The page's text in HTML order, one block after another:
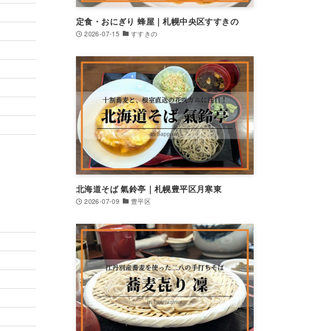
定食・おにぎり 蜂屋｜札幌中央区すすきの
2026-07-15 すすきの
北海道そば 氣鈴亭｜札幌豊平区月寒東
2026-07-09 豊平区